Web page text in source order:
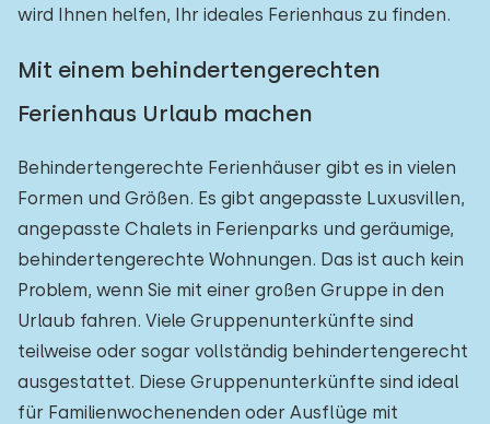
wird Ihnen helfen, Ihr ideales Ferienhaus zu finden.
Mit einem behindertengerechten
Ferienhaus Urlaub machen
Behindertengerechte Ferienhäuser gibt es in vielen
Formen und Größen. Es gibt angepasste Luxusvillen,
angepasste Chalets in Ferienparks und geräumige,
behindertengerechte Wohnungen. Das ist auch kein
Problem, wenn Sie mit einer großen Gruppe in den
Urlaub fahren. Viele Gruppenunterkünfte sind
teilweise oder sogar vollständig behindertengerecht
ausgestattet. Diese Gruppenunterkünfte sind ideal
für Familienwochenenden oder Ausflüge mit